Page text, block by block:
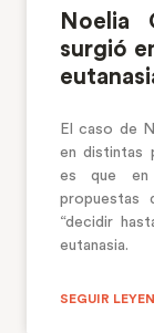
Noelia
surgió
El caso de
en distintas
es que en
propuestas
“decidir
eutanasia.
SEGUIR